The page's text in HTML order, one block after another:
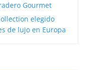
Gourmet
elegido
de lujo en Europa